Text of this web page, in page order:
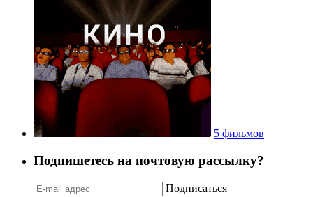
5 фильмов
Подпишетесь на почтовую рассылку?
Подписаться